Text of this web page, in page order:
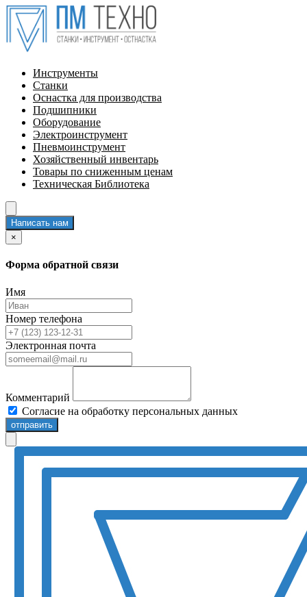
Инструменты
Станки
Оснастка для производства
Подшипники
Оборудование
Электроинструмент
Пневмоинструмент
Хозяйственный инвентарь
Товары по сниженным ценам
Техническая Библиотека
Написать нам
×
Форма обратной связи
Имя
Номер телефона
Электронная почта
Комментарий
Согласие на обработку персональных данных
отправить